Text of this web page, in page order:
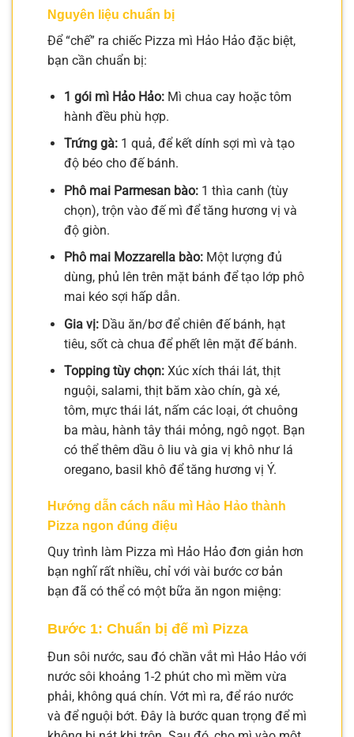
Nguyên liệu chuẩn bị
Để “chế” ra chiếc Pizza mì Hảo Hảo đặc biệt,
bạn cần chuẩn bị:
1 gói mì Hảo Hảo:Mì chua cay hoặc tôm
hành đều phù hợp.
Trứng gà:1 quả, để kết dính sợi mì và tạo
độ béo cho đế bánh.
Phô mai Parmesan bào:1 thìa canh (tùy
chọn), trộn vào đế mì để tăng hương vị và
độ giòn.
Phô mai Mozzarella bào:Một lượng đủ
dùng, phủ lên trên mặt bánh để tạo lớp phô
mai kéo sợi hấp dẫn.
Gia vị:Dầu ăn/bơ để chiên đế bánh, hạt
tiêu, sốt cà chua để phết lên mặt đế bánh.
Topping tùy chọn:Xúc xích thái lát, thịt
nguội, salami, thịt băm xào chín, gà xé,
tôm, mực thái lát, nấm các loại, ớt chuông
ba màu, hành tây thái mỏng, ngô ngọt. Bạn
có thể thêm dầu ô liu và gia vị khô như lá
oregano, basil khô để tăng hương vị Ý.
Hướng dẫn cách nấu mì Hảo Hảo thành
Pizza ngon đúng điệu
Quy trình làm Pizza mì Hảo Hảo đơn giản hơn
bạn nghĩ rất nhiều, chỉ với vài bước cơ bản
bạn đã có thể có một bữa ăn ngon miệng:
Bước 1: Chuẩn bị đế mì Pizza
Đun sôi nước, sau đó chần vắt mì Hảo Hảo với
nước sôi khoảng 1-2 phút cho mì mềm vừa
phải, không quá chín. Vớt mì ra, để ráo nước
và để nguội bớt. Đây là bước quan trọng để mì